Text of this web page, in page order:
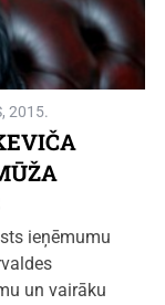
2015.
ieņēmumu
un vairāku